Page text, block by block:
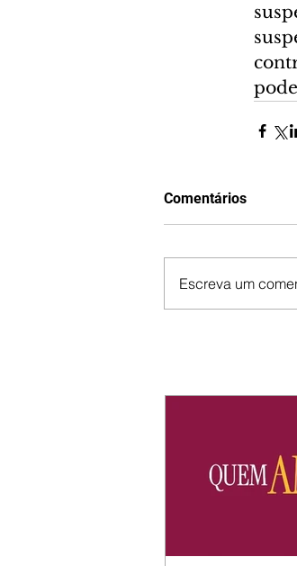
Comentários
Escreva um